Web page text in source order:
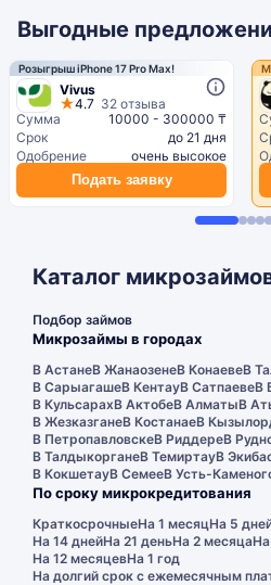
Выгодные
Розыгрыш iPhone 17 Pro Max!
Vivus
4.7 32 отзыва
Сумма
10000 - 300000 ₸
Срок
до 21 дня
Одобрение
очень высокое
Подать заявку
Каталог
Подбор займов
Микрозаймы в городах
В АстанеВ ЖанаозенеВ КонаевеВ
В СарыагашеВ КентауВ СатпаевеВ
В КульсарахВ АктобеВ АлматыВ
В ЖезказганеВ КостанаеВ
В ПетропавловскеВ РиддереВ
В ТалдыкорганеВ ТемиртауВ
В КокшетауВ СемееВ Усть-
По сроку микрокредитования
КраткосрочныеНа 1 месяцНа 5
На 14 днейНа 21 деньНа 2 месяца
На 12 месяцевНа 1 год
На долгий срок с ежемесячным